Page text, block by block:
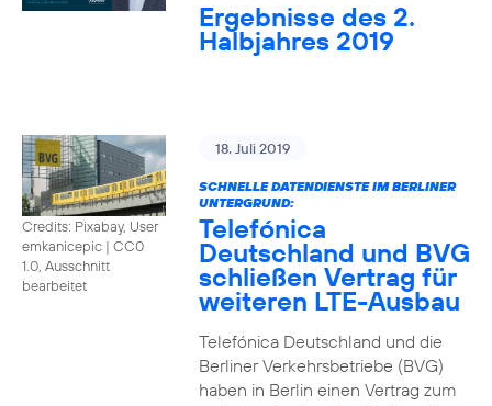
Ergebnisse des 2.
Halbjahres 2019
Credits: Pixabay, User
emkanicepic | CC0
1.0, Ausschnitt
bearbeitet
18. Juli 2019
SCHNELLE DATENDIENSTE IM BERLINER
UNTERGRUND:
Telefónica
Deutschland und BVG
schließen Vertrag für
weiteren LTE-Ausbau
Telefónica Deutschland und die
Berliner Verkehrsbetriebe (BVG)
haben in Berlin einen Vertrag zum